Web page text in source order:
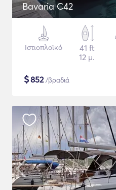
Bavaria C42
Ιστιοπλοϊκό
41 ft
12 μ.
$852/βραδιά